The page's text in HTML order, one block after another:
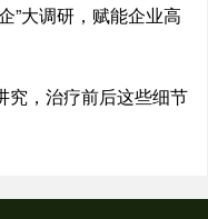
”大调研，赋能企业高
究，治疗前后这些细节